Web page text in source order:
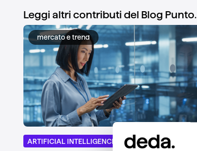
Leggi altri contributi del Blog Punto.
mercato e trend
ARTIFICIAL INTELLIGENCE & DATA